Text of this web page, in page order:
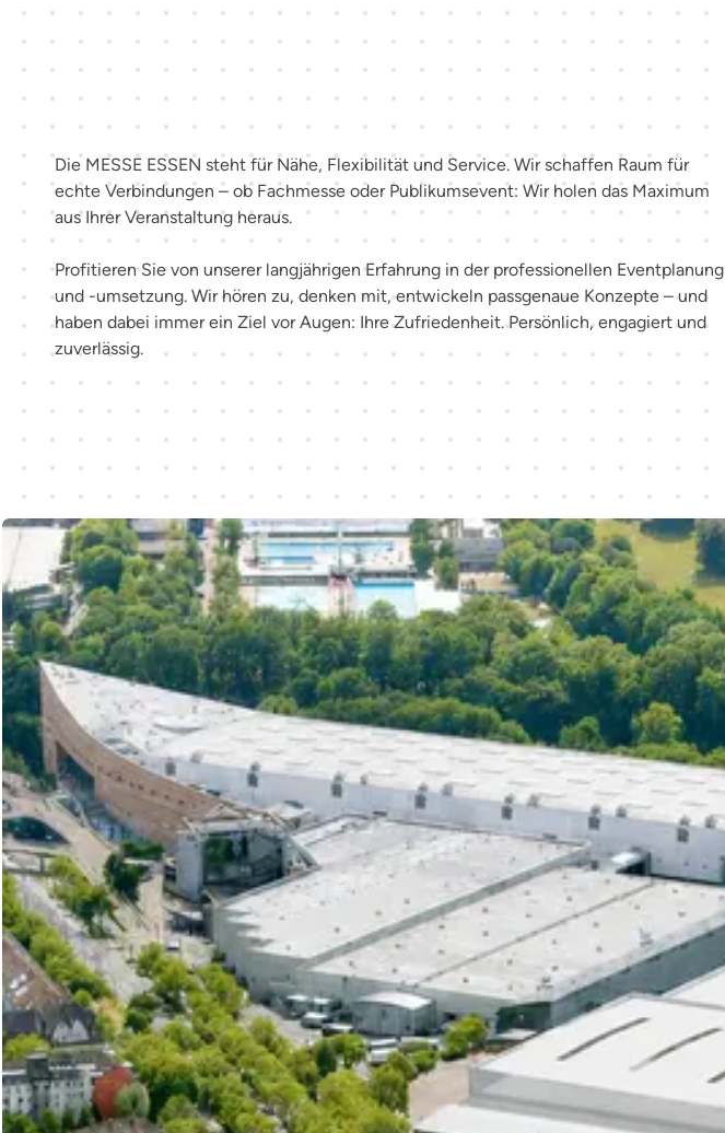
Mehr als Räume. Erlebnisse schaffen.
Die MESSE ESSEN steht für Nähe, Flexibilität und Service. Wir schaffen Raum für
echte Verbindungen – ob Fachmesse oder Publikumsevent: Wir holen das Maximum
aus Ihrer Veranstaltung heraus.
Profitieren Sie von unserer langjährigen Erfahrung in der professionellen Eventplanung
und -umsetzung. Wir hören zu, denken mit, entwickeln passgenaue Konzepte – und
haben dabei immer ein Ziel vor Augen: Ihre Zufriedenheit. Persönlich, engagiert und
zuverlässig.